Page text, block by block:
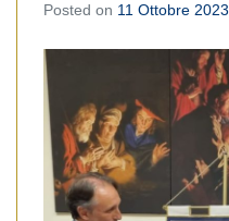
Posted on 11 Ottobre 2023